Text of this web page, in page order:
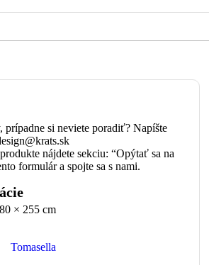
prípadne si neviete poradiť? Napíšte
nájdete sekciu: “Opýtať sa na
formulár a spojte sa s nami.
× 255 cm
Tomasella